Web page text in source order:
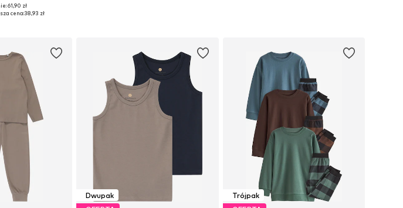
+8
rozmiarach
61,90 zł
cena:38,93 zł
Dwupak
Trójpak